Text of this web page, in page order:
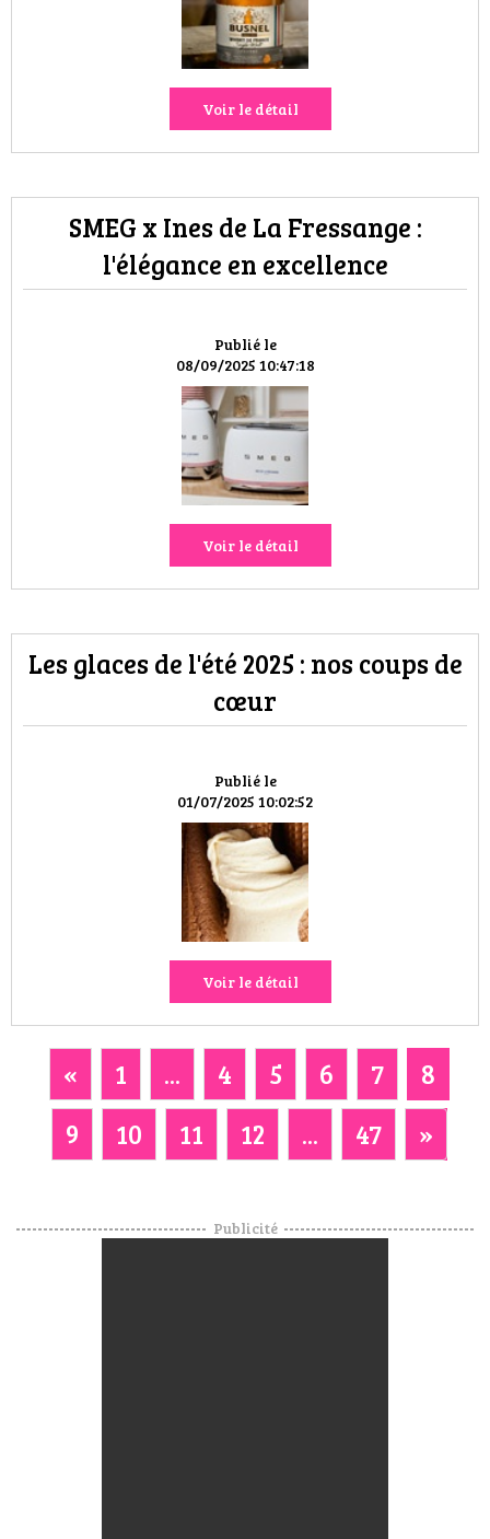
Voir le détail
Publié le
08/09/2025 10:47:18
SMEG x Ines de La Fressange :
l'élégance en excellence
Voir le détail
Publié le
01/07/2025 10:02:52
Les glaces de l'été 2025 : nos coups de
cœur
Voir le détail
« 1 ... 4 5 6 7
8
9
10 11 12 ... 47 »
Publicité